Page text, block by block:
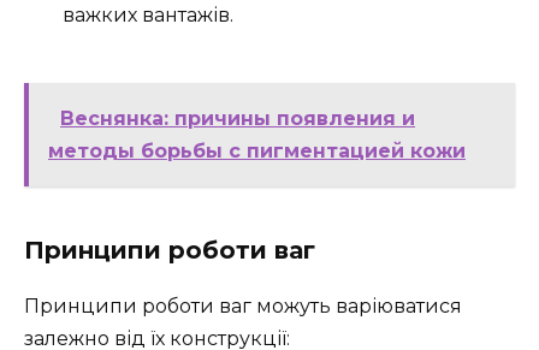
важких вантажів.
Веснянка: причины появления и
методы борьбы с пигментацией кожи
Принципи роботи ваг
Принципи роботи ваг можуть варіюватися
залежно від їх конструкції: